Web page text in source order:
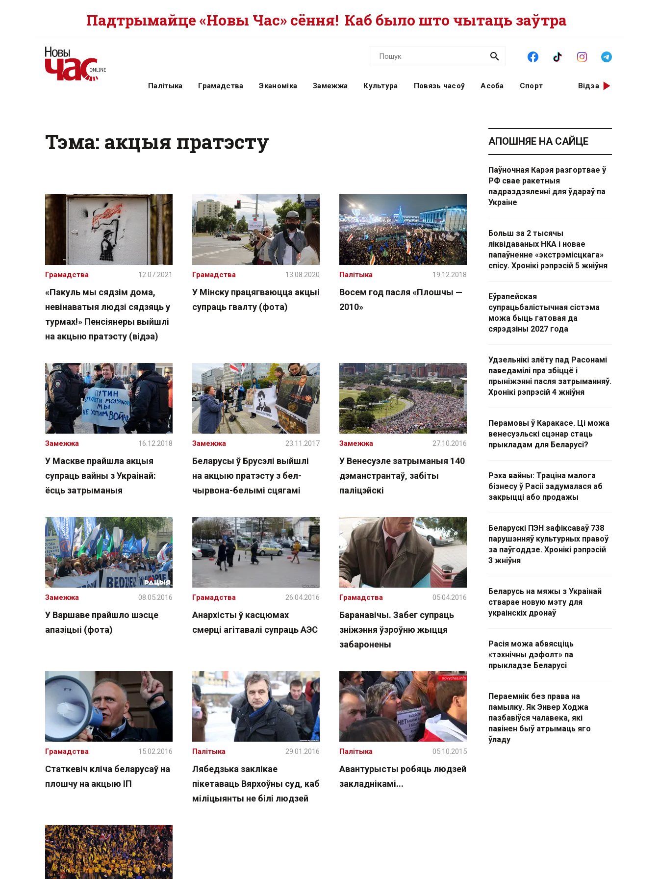
Падтрымайце «Новы Час» сёння! Каб было што чытаць заўтра
Палітыка Грамадства Эканоміка Замежжа Культура Повязь часоў Асоба Спорт Відэа
Тэма: акцыя пратэсту
«Пакуль мы сядзім дома,
невінаватыя людзі сядзяць у
турмах!» Пенсіянеры выйшлі
на акцыю пратэсту (відэа)
Грамадства 12.07.2021
У Мінску працягваюцца акцыі
супраць гвалту (фота)
Грамадства 13.08.2020
Восем год пасля «Плошчы —
2010»
Палітыка 19.12.2018
У Маскве прайшла акцыя
супраць вайны з Украінай:
ёсць затрыманыя
Замежжа 16.12.2018
Беларусы ў Брусэлі выйшлі
на акцыю пратэсту з бел-
чырвона-белымі сцягамі
Замежжа 23.11.2017
У Венесуэле затрыманыя 140
дэманстрантаў, забіты
паліцэйскі
Замежжа 27.10.2016
У Варшаве прайшло шэсце
апазіцыі (фота)
Замежжа 08.05.2016
Анархісты ў касцюмах
смерці агітавалі супраць АЭС
Грамадства 26.04.2016
Баранавічы. Забег супраць
зніжэння ўзроўню жыцця
забаронены
Грамадства 05.04.2016
Статкевіч кліча беларусаў на
плошчу на акцыю ІП
Грамадства 15.02.2016
Лябедзька заклікае
пікетаваць Вярхоўны суд, каб
міліцыянты не білі людзей
Палітыка 29.01.2016
Авантурысты робяць людзей
закладнікамі...
Палітыка 05.10.2015
АПОШНЯЕ НА САЙЦЕ
Паўночная Карэя разгортвае ў
РФ свае ракетныя
падраздзяленні для ўдараў па
Украіне
Больш за 2 тысячы
ліквідаваных НКА і новае
папаўненне «экстрэмісцкага»
спісу. Хронікі рэпрэсій 5 жніўня
Еўрапейская
супрацьбалістычная сістэма
можа быць гатовая да
сярэдзіны 2027 года
Удзельнікі злёту пад Расонамі
паведамілі пра збіццё і
прыніжэнні пасля затрыманняў.
Хронікі рэпрэсій 4 жніўня
Перамовы ў Каракасе. Ці можа
венесуэльскі сцэнар стаць
прыкладам для Беларусі?
Рэха вайны: Траціна малога
бізнесу ў Расіі задумалася аб
закрыцці або продажы
Беларускі ПЭН зафіксаваў 738
парушэнняў культурных правоў
за паўгоддзе. Хронікі рэпрэсій
3 жніўня
Беларусь на мяжы з Украінай
стварае новую мэту для
украінскіх дронаў
Расія можа абвясціць
«тэхнічны дэфолт» па
прыкладзе Беларусі
Пераемнік без права на
памылку. Як Энвер Ходжа
пазбавіўся чалавека, які
павінен быў атрымаць яго
ўладу